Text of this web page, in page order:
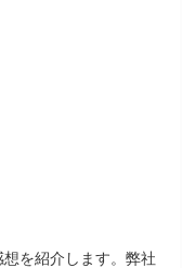
を紹介します。弊社